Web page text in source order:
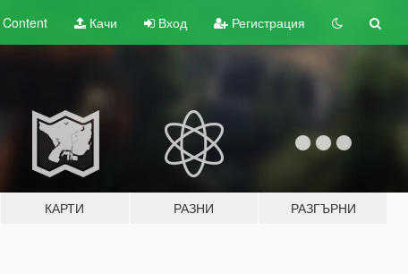
Content Качи Вход Регистрация
КАРТИ РАЗНИ РАЗГЪРНИ